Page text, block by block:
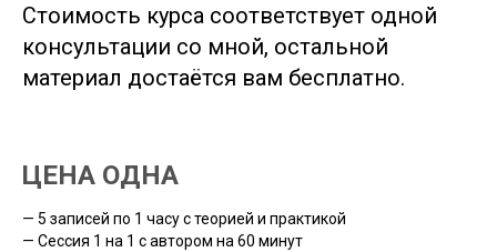
Стоимость курса соответствует одной
консультации со мной, остальной
материал достаётся вам бесплатно.
ЦЕНА ОДНА
— 5 записей по 1 часу с теорией и практикой
— Сессия 1 на 1 с автором на 60 минут